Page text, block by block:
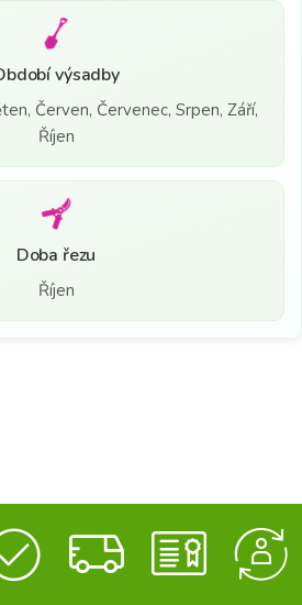
výsadby
Červen, Červenec, Srpen, Září,
Říjen
Doba řezu
Říjen